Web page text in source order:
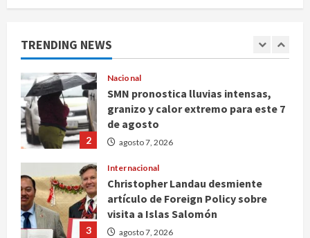
TRENDING NEWS
1
2
Nacional
SMN pronostica lluvias intensas,
granizo y calor extremo para este 7
de agosto
agosto 7, 2026
3
Internacional
Christopher Landau desmiente
artículo de Foreign Policy sobre
visita a Islas Salomón
agosto 7, 2026